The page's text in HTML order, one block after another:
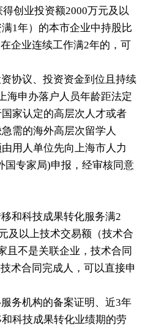
创业投资额2000万元及以
1年）的本市企业中持股比
企业连续工作满2年的，可
协议、投资资金到位且持续
海申办落户人员年龄距法定
家认定的高层次人才或者
需的海外高层次留学人
用人单位先向上海市人力
国专家局)申报，经审核同意
和科技成果转化服务满2
及以上技术交易额（技术合
且不是关联企业，技术合同
术合同完成人，可以直接申
务机构的备案证明、近3年
科技成果转化业绩期的劳